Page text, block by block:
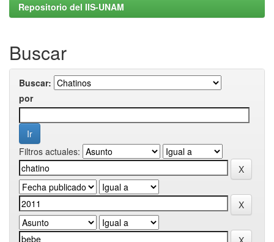
Repositorio del IIS-UNAM
Buscar
Buscar:
por
Filtros actuales: